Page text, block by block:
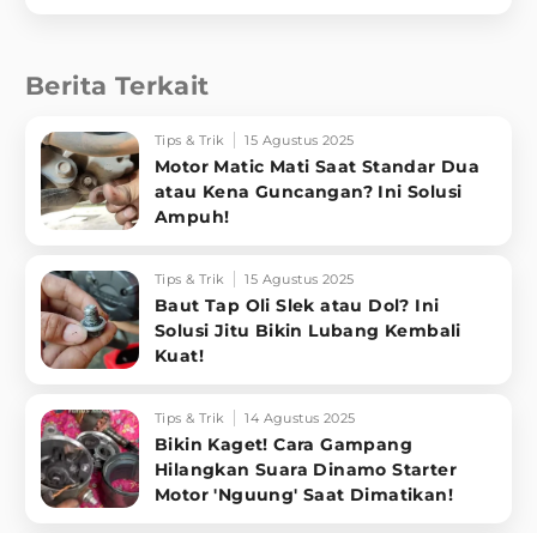
Berita Terkait
Tips & Trik 15 Agustus 2025
Motor Matic Mati Saat Standar Dua
atau Kena Guncangan? Ini Solusi
Ampuh!
Tips & Trik 15 Agustus 2025
Baut Tap Oli Slek atau Dol? Ini
Solusi Jitu Bikin Lubang Kembali
Kuat!
Tips & Trik 14 Agustus 2025
Bikin Kaget! Cara Gampang
Hilangkan Suara Dinamo Starter
Motor 'Nguung' Saat Dimatikan!